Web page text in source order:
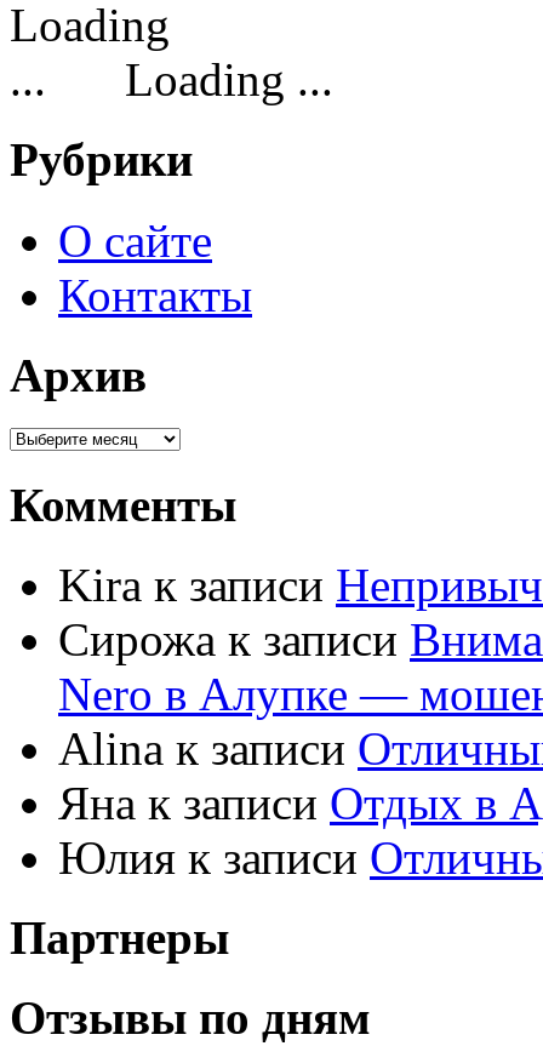
Loading ...
Рубрики
О сайте
Контакты
Архив
Комменты
Kira к записи
Сирожа к записи
Nero в Алупке —
Alina к записи
Яна к записи Отдых в
Юлия к записи
Партнеры
Отзывы по дням